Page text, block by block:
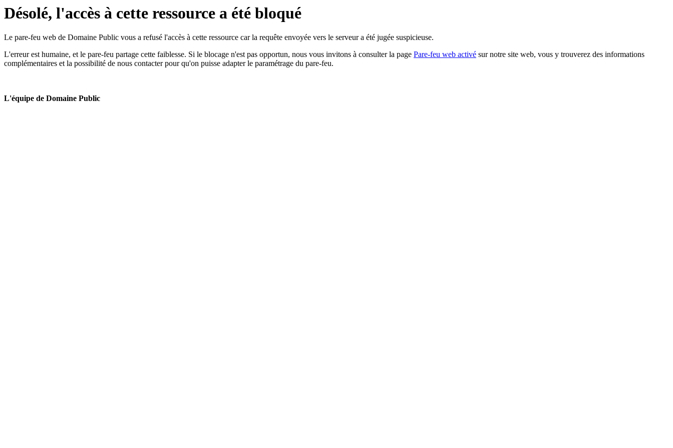
Désolé, l'accès à cette ressource a été bloqué
Le pare-feu web de Domaine Public vous a refusé l'accès à cette ressource car la requête envoyée vers le serveur a été jugée suspicieuse.
L'erreur est humaine, et le pare-feu partage cette faiblesse. Si le blocage n'est pas opportun, nous vous invitons à consulter la page Pare-feu web activé sur notre site web, vous y trouverez des informations
complémentaires et la possibilité de nous contacter pour qu'on puisse adapter le paramétrage du pare-feu.
L'équipe de Domaine Public